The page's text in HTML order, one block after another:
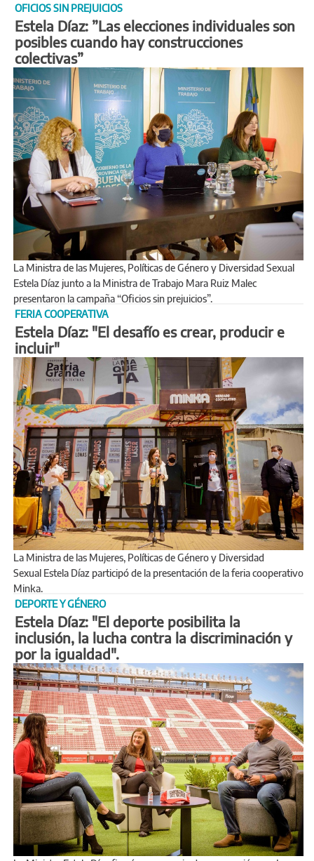
OFICIOS SIN PREJUICIOS
Estela Díaz: ”Las elecciones individuales son
posibles cuando hay construcciones
colectivas”
La Ministra de las Mujeres, Políticas de Género y Diversidad Sexual
Estela Díaz junto a la Ministra de Trabajo Mara Ruiz Malec
presentaron la campaña “Oficios sin prejuicios”.
FERIA COOPERATIVA
Estela Díaz: "El desafío es crear, producir e
incluir"
La Ministra de las Mujeres, Políticas de Género y Diversidad
Sexual Estela Díaz participó de la presentación de la feria cooperativo
Minka.
DEPORTE Y GÉNERO
Estela Díaz: "El deporte posibilita la
inclusión, la lucha contra la discriminación y
por la igualdad".